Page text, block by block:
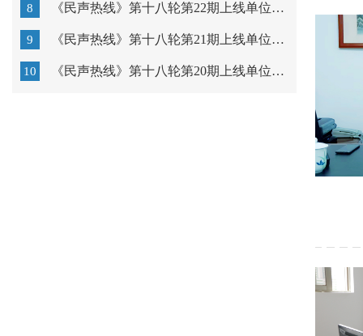
8 《民声热线》第十八轮第22期上线单位：汕头市教育局
9 《民声热线》第十八轮第21期上线单位：广东以色列理工学...
10 《民声热线》第十八轮第20期上线单位：汕头市中心医院